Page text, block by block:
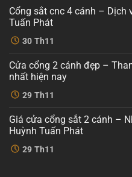
luận
ở
Mẫu
cổng
sắt
cnc
cánh
hiện
đại
tại
Cơ
khí
Phát
30 Th11
Cổng sắt cnc 4 cánh – Dịch
Tuấn Phát
Không
có
luận
ở
Cổng
sắt
cnc
4
Dịch
vụ
tốt
nhất
tại
29 Th11
Cửa cổng 2 cánh đẹp –
nhất hiện nay
Không
có
ở
Cửa
cổng
cánh 29 Th11
Giá cửa cổng sắt 2 cánh –
Huỳnh Tuấn Phát
Không
có